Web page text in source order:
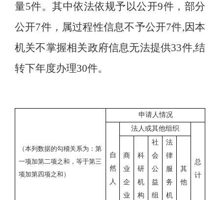
量5件。 其中依法依规予以公开9件，部分
公开7件，属过程性信息不予公开7件,因本
机关不掌握相关政府信息无法提供33件,结
转下年度办理30件。
（本列数据的勾稽关系为：第
一项加第二项之和，等于第三
项加第四项之和）
申请人情况
自
然
人
法人或其他组织
总
计
商
业
企
业
科
研
机
构
社
会
公
益
组
法
律
服
务
机
其
他